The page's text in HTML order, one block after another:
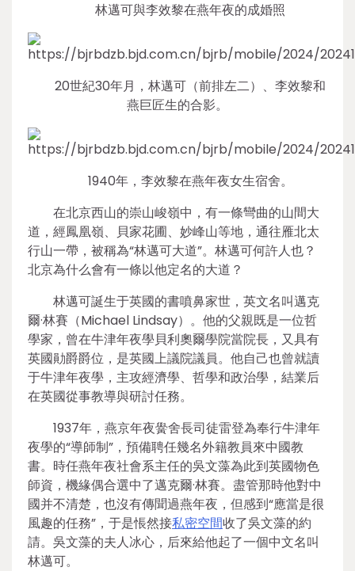
林邁可與李效黎在燕年夜的成婚照
20世紀30年月，林邁可（前排左二）、李效黎和
燕巨匠生的合影。
1940年，李效黎在燕年夜女生宿舍。
在北京西山的崇山峻嶺中，有一條彎曲的山間大
道，經鳳凰嶺、貝家花圃、妙峰山等地，通往雁北太
行山一帶，被稱為“林邁可大道”。林邁可何許人也？
北京為什么會有一條以他定名的大道？
林邁可誕生于英國的書噴鼻家世，英文名叫邁克
爾·林賽（Michael Lindsay）。他的父親既是一位哲
學家，曾在牛津年夜學貝利奧爾學院當院長，又具有
英國勛爵爵位，是英國上議院議員。他自己也曾就讀
于牛津年夜學，主攻經濟學、哲學和政治學，結業后
在英國從事教導與研討任務。
1937年，燕京年夜黌舍長司徒雷登為奉行牛津年
夜學的“導師制”，預備聘任幾名外籍教員來中國教
書。時任燕年夜社會系主任的吳文藻為此到英國物色
師資，機緣偶合選中了邁克爾·林賽。盡管那時他對中
國并不清楚，也沒有傳聞過燕年夜，但感到“應當是很
風趣的任務”，于是悵然接私密空間收了吳文藻的約
請。吳文藻的夫人冰心，后來給他起了一個中文名叫
林邁可。